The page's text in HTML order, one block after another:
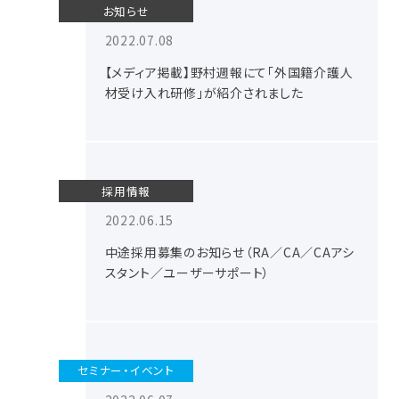
お知らせ
2022.07.08
【メディア掲載】野村週報にて「外国籍介護人
材受け入れ研修」が紹介されました
採用情報
2022.06.15
中途採用募集のお知らせ（RA／CA／CAアシ
スタント／ユーザーサポート）
セミナー・イベント